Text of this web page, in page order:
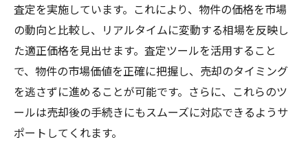
査定を実施しています。これにより、物件の価格を市場
の動向と比較し、リアルタイムに変動する相場を反映し
た適正価格を見出せます。査定ツールを活用すること
で、物件の市場価値を正確に把握し、売却のタイミング
を逃さずに進めることが可能です。さらに、これらのツ
ールは売却後の手続きにもスムーズに対応できるようサ
ポートしてくれます。